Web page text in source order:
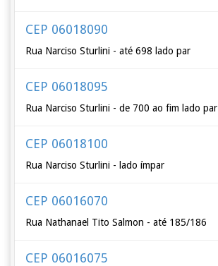
CEP 06018090
Rua Narciso Sturlini - até 698 lado par
CEP 06018095
Rua Narciso Sturlini - de 700 ao fim lado par
CEP 06018100
Rua Narciso Sturlini - lado ímpar
CEP 06016070
Rua Nathanael Tito Salmon - até 185/186
CEP 06016075